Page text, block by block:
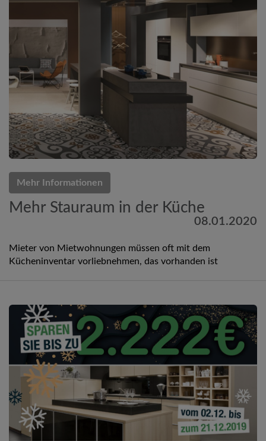
Mehr Informationen
Mehr Stauraum in der Küche
08.01.2020
Mieter von Mietwohnungen müssen oft mit dem
Kücheninventar vorliebnehmen, das vorhanden ist